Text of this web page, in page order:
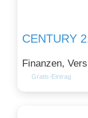
CENTURY
Finanzen,
Gratis-Eintrag